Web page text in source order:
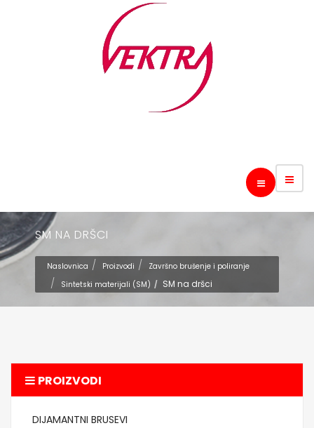
SM NA DRŠCI
Naslovnica Proizvodi
Završno brušenje i poliranje
Sintetski materijali (SM)
SM na dršci
PROIZVODI
DIJAMANTNI BRUSEVI